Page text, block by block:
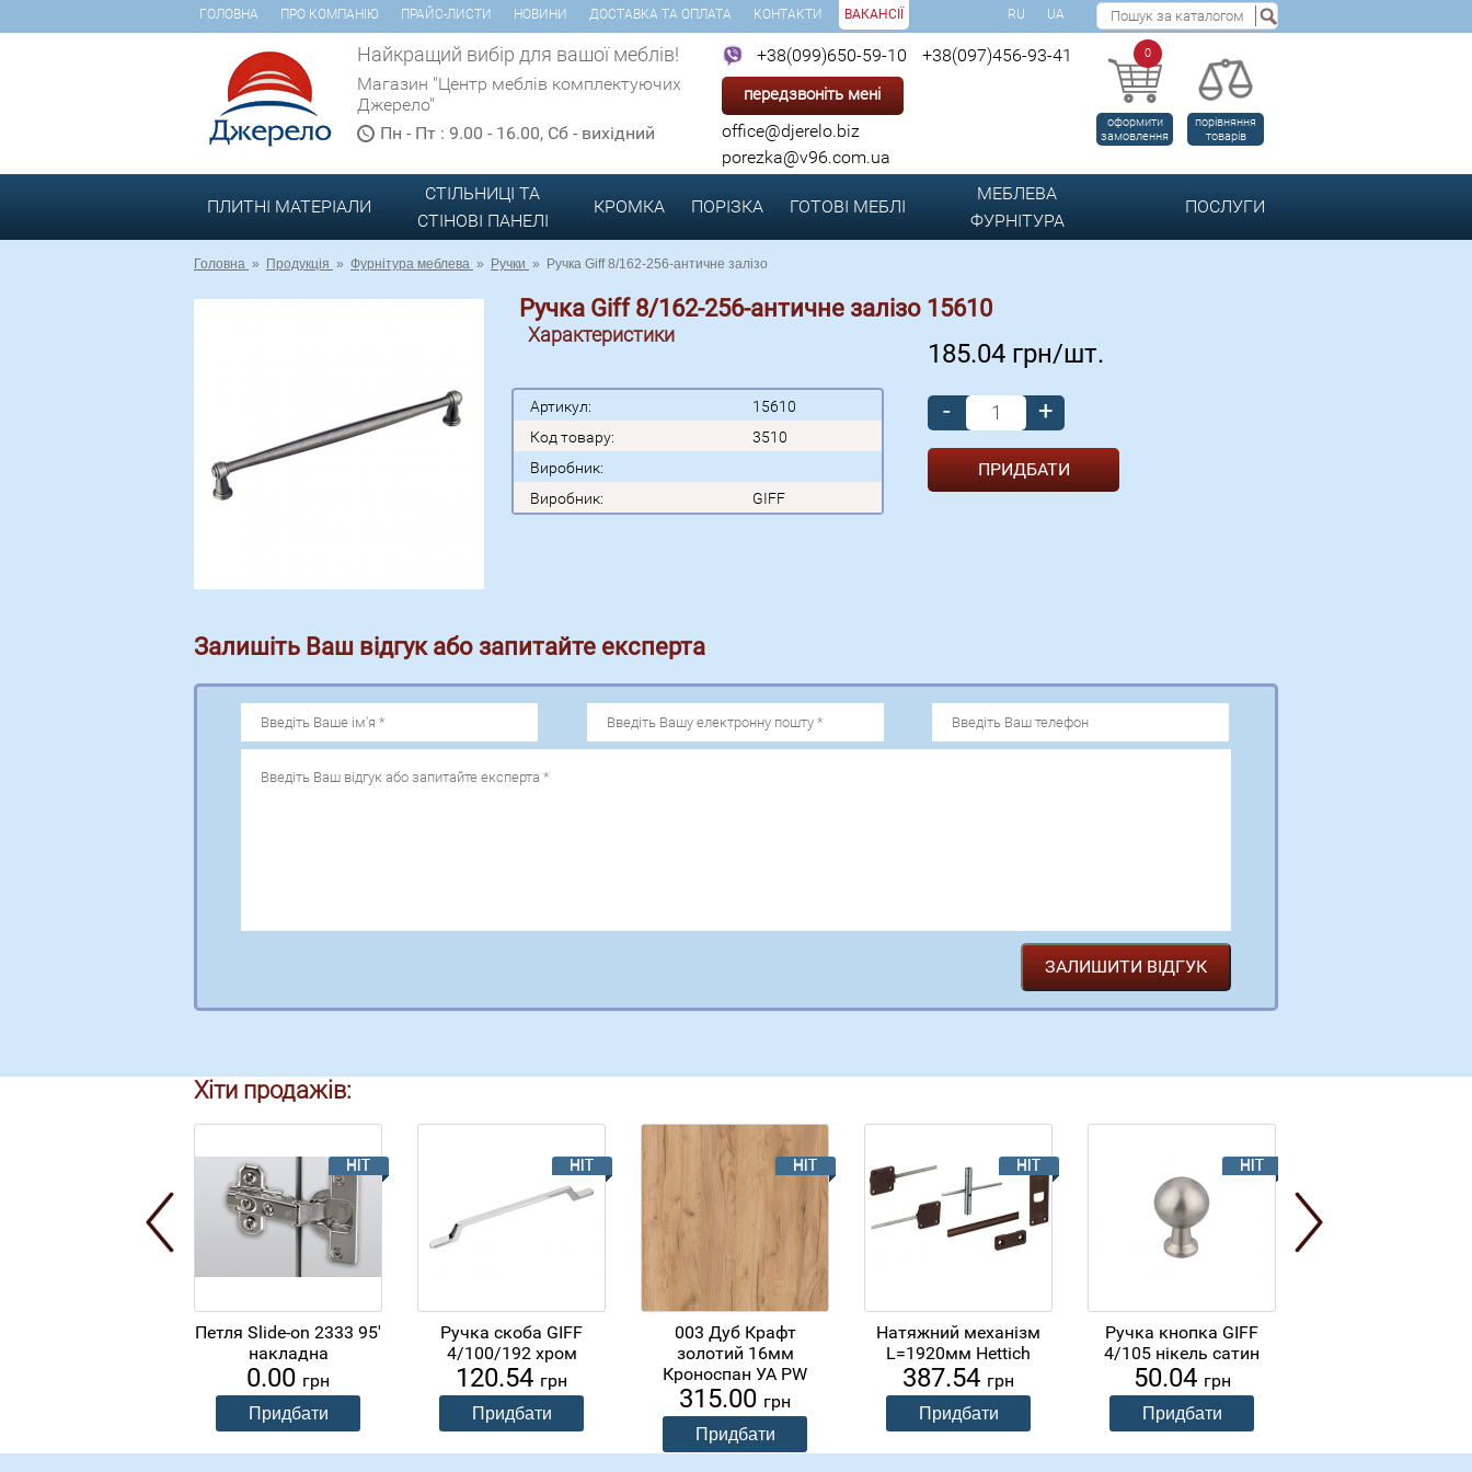
ГОЛОВНА ПРО КОМПАНІЮ ПРАЙС-ЛИСТИ НОВИНИ ДОСТАВКА ТА ОПЛАТА КОНТАКТИ ВАКАНСІЇ RU UA
Найкращий вибір для вашої меблів!
Магазин "Центр меблів комплектуючих
Джерело"
Пн - Пт : 9.00 - 16.00, Сб - вихідний
+38(099)650-59-10 +38(097)456-93-41
передзвоніть мені
office@djerelo.biz
porezka@v96.com.ua
0
оформити
замовлення
порівняння
товарів
ПЛИТНІ МАТЕРІАЛИ
СТІЛЬНИЦІ ТА
СТІНОВІ ПАНЕЛІ
КРОМКА ПОРІЗКА ГОТОВІ МЕБЛІ
МЕБЛЕВА
ФУРНІТУРА
ПОСЛУГИ
Головна » Продукція » Фурнітура меблева » Ручки » Ручка Giff 8/162-256-античне залізо
Ручка Giff 8/162-256-античне залізо 15610
Характеристики
Артикул:
15610
Код товару:
3510
Виробник:
Виробник:
GIFF
185.04 грн/шт.
-
+
Залишіть Ваш відгук або запитайте експерта
Хіти продажів:
Петля Slide-on 2333 95'
накладна
0.00 грн
Ручка скоба GIFF
4/100/192 хром
120.54 грн
003 Дуб Крафт
золотий 16мм
Кроноспан УА PW
315.00 грн
Натяжний механізм
L=1920мм Hettich
387.54 грн
Ручка кнопка GIFF
4/105 нікель сатин
50.04 грн